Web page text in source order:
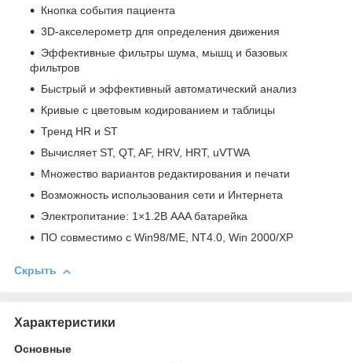
Кнопка события пациента
3D-акселерометр для определения движения
Эффективные фильтры шума, мышц и базовых
фильтров
Быстрый и эффективный автоматический анализ
Кривые с цветовым кодированием и таблицы
Тренд HR и ST
Вычисляет ST, QT, AF, HRV, HRT, uVTWA
Множество вариантов редактирования и печати
Возможность использования сети и Интернета
Электропитание: 1×1.2В AAA батарейка
ПО совместимо с Win98/MЕ, NT4.0, Win 2000/ХР
Скрыть
Характеристики
Основные